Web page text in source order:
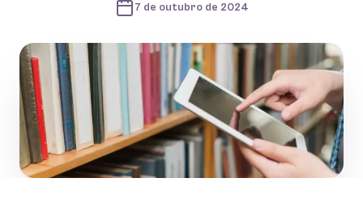
7 de outubro de 2024